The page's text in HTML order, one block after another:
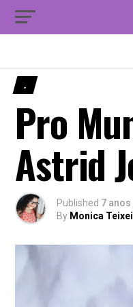
.
Pro
Astrid
Published 7 anos
By Monica